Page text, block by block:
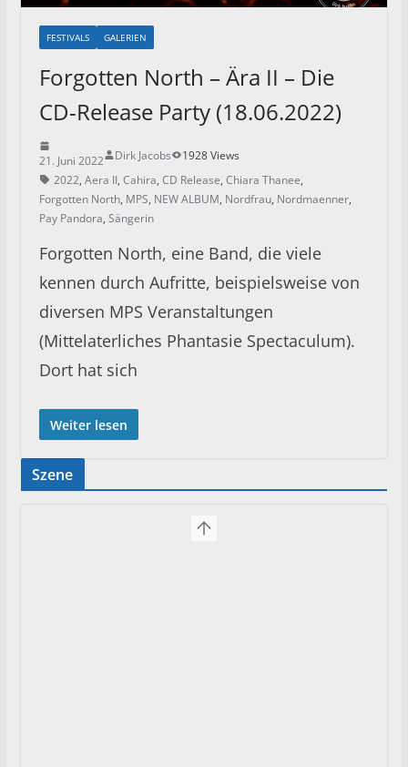
FESTIVALS GALERIEN
Forgotten North – Ära II – Die
CD-Release Party (18.06.2022)
21. Juni 2022 Dirk Jacobs
1928 Views
2022, Aera II, Cahira, CD Release, Chiara Thanee,
Forgotten North, MPS, NEW ALBUM, Nordfrau, Nordmaenner,
Pay Pandora, Sängerin
Forgotten North, eine Band, die viele
kennen durch Aufritte, beispielsweise von
diversen MPS Veranstaltungen
(Mittelaterliches Phantasie Spectaculum).
Dort hat sich
Weiter lesen
Szene